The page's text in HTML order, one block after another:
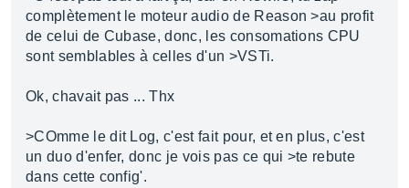
complètement le moteur audio de Reason >au profit
de celui de Cubase, donc, les consomations CPU
sont semblables à celles d'un >VSTi.
Ok, chavait pas ... Thx
>COmme le dit Log, c'est fait pour, et en plus, c'est
un duo d'enfer, donc je vois pas ce qui >te rebute
dans cette config'.